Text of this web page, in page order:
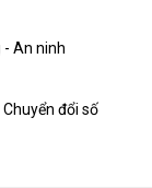
- An ninh
đổi số